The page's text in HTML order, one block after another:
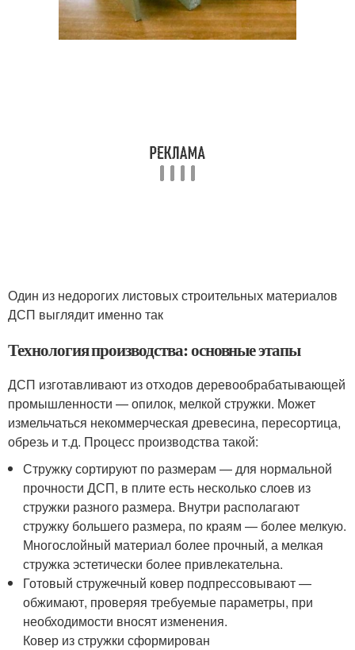
Один из недорогих листовых строительных материалов
ДСП выглядит именно так
Технология производства: основные этапы
ДСП изготавливают из отходов деревообрабатывающей
промышленности — опилок, мелкой стружки. Может
измельчаться некоммерческая древесина, пересортица,
обрезь и т.д. Процесс производства такой:
Стружку сортируют по размерам — для нормальной
прочности ДСП, в плите есть несколько слоев из
стружки разного размера. Внутри располагают
стружку большего размера, по краям — более мелкую.
Многослойный материал более прочный, а мелкая
стружка эстетически более привлекательна.
Готовый стружечный ковер подпрессовывают —
обжимают, проверяя требуемые параметры, при
необходимости вносят изменения.
Ковер из стружки сформирован